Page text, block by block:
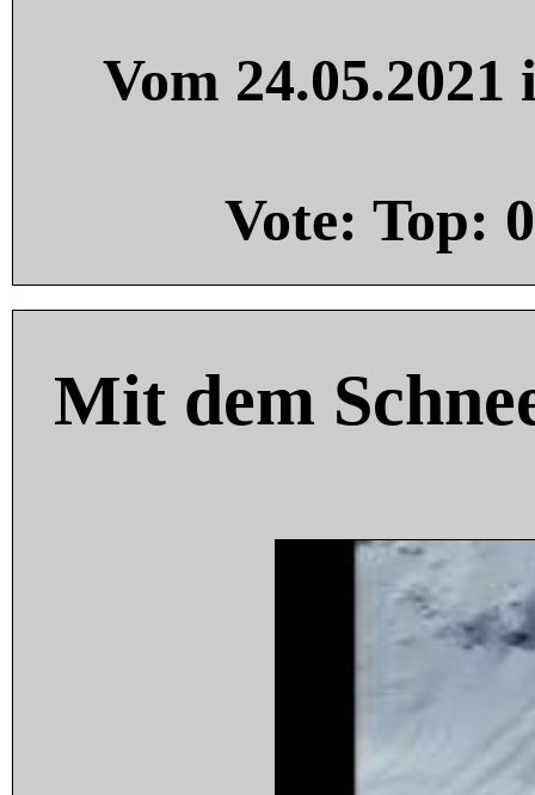
Vom
Vote: Top: 0
Mit dem